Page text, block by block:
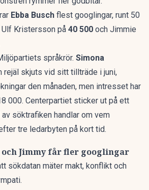
Ebba Busch flest googlingar, runt 50
Kristersson på 40 500 och Jimmie
språkrör. Simona
rejäl skjuts vid sitt tillträde i juni,
den månaden, men intresset har
000. Centerpartiet sticker ut på ett
söktrafiken handlar om vem
tre ledarbyten på kort tid.
Jimmy får fler googlingar
sökdatan mäter makt, konflikt och